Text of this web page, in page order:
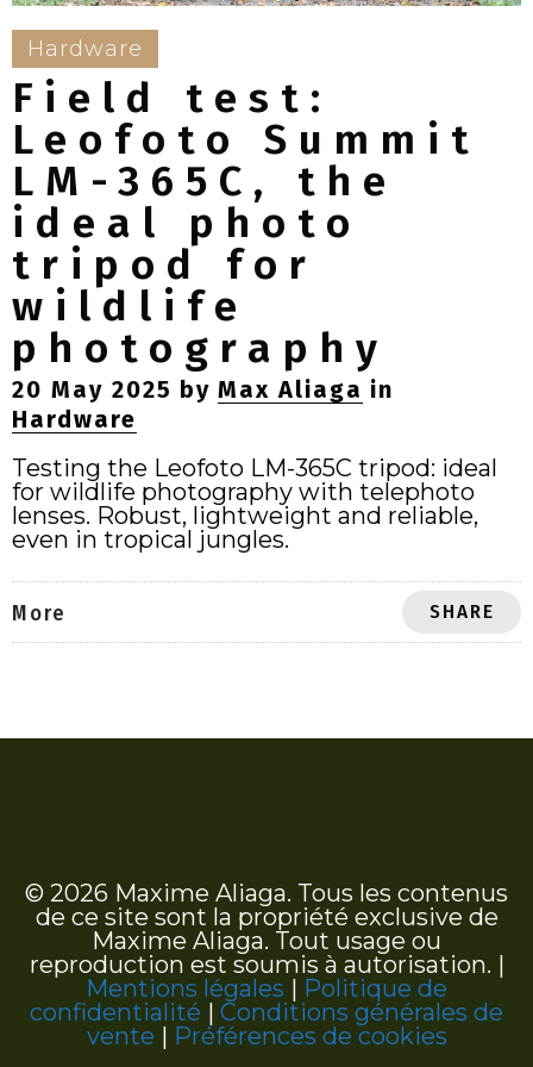
Hardware
Field test:
Leofoto Summit
LM-365C, the
ideal photo
tripod for
wildlife
photography
20 May 2025 by Max Aliaga in
Hardware
Testing the Leofoto LM-365C tripod: ideal
for wildlife photography with telephoto
lenses. Robust, lightweight and reliable,
even in tropical jungles.
More SHARE
© 2026 Maxime Aliaga. Tous les contenus
de ce site sont la propriété exclusive de
Maxime Aliaga. Tout usage ou
reproduction est soumis à autorisation. |
Mentions légales | Politique de
confidentialité | Conditions générales de
vente | Préférences de cookies